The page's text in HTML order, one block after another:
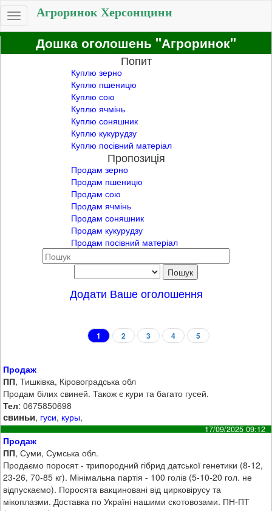
Toggle
navigation
Агроринок Херсонщини
Дошка оголошень "Агроринок"
Попит
Куплю зерно
Куплю пшеницю
Куплю сою
Куплю ячмінь
Куплю соняшник
Куплю кукурудзу
Куплю посівний матеріал
Пропозиція
Продам зерно
Продам пшеницю
Продам сою
Продам ячмінь
Продам соняшник
Продам кукурудзу
Продам посівний матеріал
Додати Ваше оголошення
1 2 3 4 5
Продаж
ПП, Тишківка, Кіровоградська обл
Продам білих свиней. Також є кури та багато гусей.
Тел: 0675850698
свиньи, гуси, куры,
17/09/2025 09:12
Продаж
ПП, Суми, Сумська обл.
Продаємо поросят - трипородний гібрид датської генетики (8-12,
23-26, 70-85 кг). Мінімальна партія - 100 голів (5-10-20 гол. не
відпускаємо). Поросята вакциновані від цирковірусу та
мікоплазми. Доставка по Україні нашими скотовозами. ПН-ПТ